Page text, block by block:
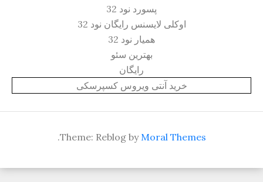
پسورد نود 32
اوکلی لایسنس رایگان نود 32
همیار نود 32
بهترین سئو
رایگان
خرید آنتی ویروس کسپرسکی
Theme: Reblog byMoral Themes
.